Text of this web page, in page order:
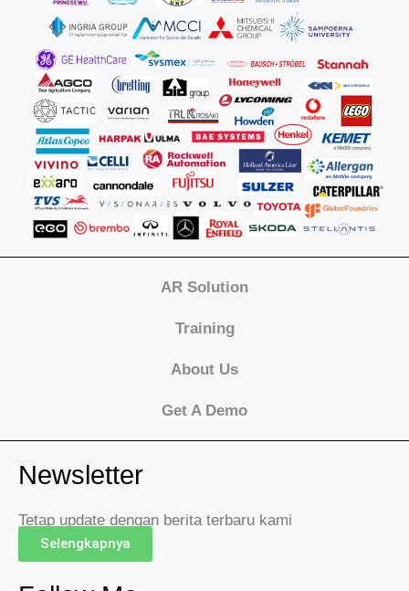
AR Solution
Training
About Us
Get A Demo
Newsletter
Tetap update dengan berita terbaru kami
Selengkapnya